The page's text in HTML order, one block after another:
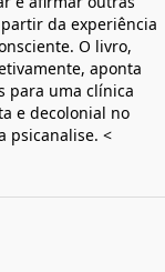
da experiência
O livro,
aponta
para uma clínica
e decolonial no
psicanalise. <